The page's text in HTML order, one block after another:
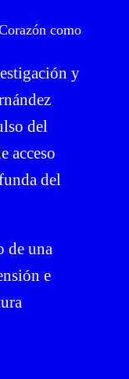
como
y
del
acceso
del
de una
e